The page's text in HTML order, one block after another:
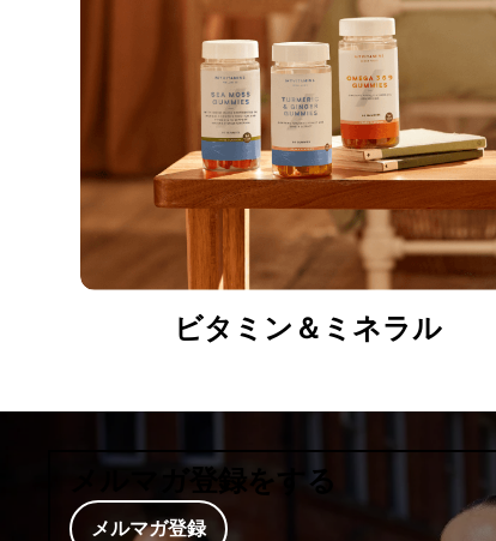
ビタミン＆ミネラル
メルマガ登録をする
メルマガ登録